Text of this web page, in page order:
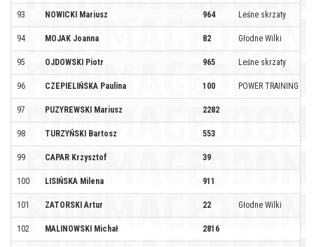
93 NOWICKI Mariusz 964 Leśne skrzaty
94 MOJAK Joanna 82 Głodne Wilki
95 OJDOWSKI Piotr 965 Leśne skrzaty
96 CZEPIELIŃSKA Paulina 100 POWER TRAINING
97 PUZYREWSKI Mariusz 2282
98 TURZYŃSKI Bartosz 553
99 CAPAR Krzysztof 39
100 LISIŃSKA Milena 911
101 ZATORSKI Artur 22 Głodne Wilki
102 MALINOWSKI Michał 2816